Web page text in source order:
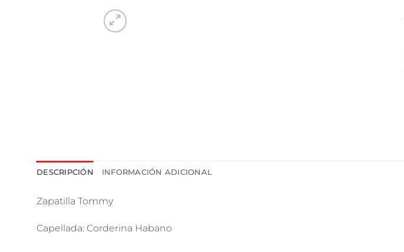
DESCRIPCIÓN INFORMACIÓN ADICIONAL
Zapatilla Tommy
Capellada: Corderina Habano